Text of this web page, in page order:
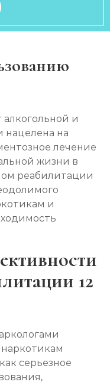
и
нацелена на
лечение
жизни в
реабилитации
и
12
серьезное